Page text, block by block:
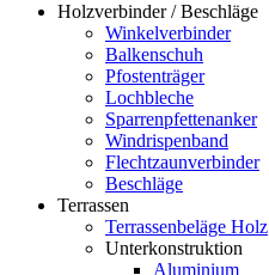
Holzverbinder / Beschläge
Winkelverbinder
Balkenschuh
Pfostenträger
Lochbleche
Sparrenpfettenanker
Windrispenband
Flechtzaunverbinder
Beschläge
Terrassen
Terrassenbeläge Holz
Unterkonstruktion
Aluminium